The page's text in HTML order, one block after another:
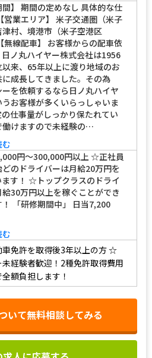
間】 期間の定めなし 具体的な仕
営業エリア】 米子交通圏（米子
村、境港市（米子空港区
無線配車】 お客様からの配車依
ノ丸ハイヤー株式会社は1956
来、65年以上に渡り地域のお
成長してきました。その為
ーを依頼するなら日ノ丸ハイヤ
お客様が多くいらっしゃいま
仕事量がしっかり保たれてい
働けますので未経験の…
円～300,000円以上 ☆正社員
どのドライバーは月給20万円を
ます！ ☆トップクラスのドライ
給30万円以上を稼ぐことができ
！ 「研修期間中」 日当7,200
免許を取得後3年以上の方☆
未経験者歓迎！2種免許取得費用
額負担します！
いて無料相談してみる